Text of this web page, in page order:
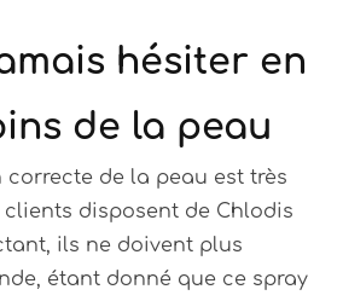
hésiter en
de la peau
de la peau est très
disposent de Chlodis
ils ne doivent plus
étant donné que ce spray